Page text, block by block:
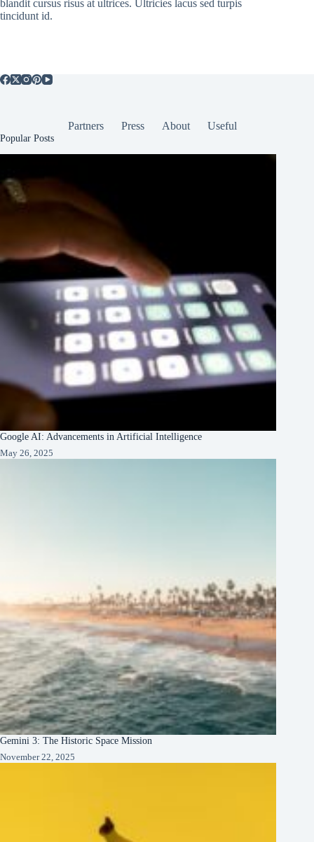
blandit cursus risus at ultrices. Ultricies lacus sed turpis
tincidunt id.
Partners Press About Useful
Popular Posts
Google AI: Advancements in Artificial Intelligence
May 26, 2025
Gemini 3: The Historic Space Mission
November 22, 2025